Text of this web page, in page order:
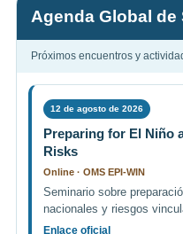
Agenda Global de
Próximos encuentros y
12 de agosto de 2026
Preparing for El Niño
Risks
Online · OMS EPI-WIN
Seminario sobre
nacionales y riesgos
Enlace oficial